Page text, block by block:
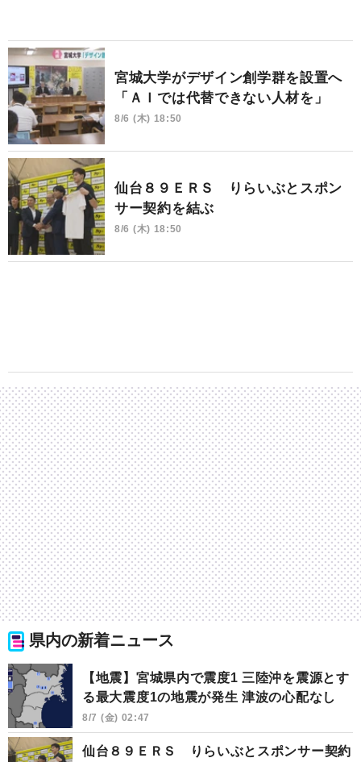
宮城大学がデザイン創学群を設置へ
「ＡＩでは代替できない人材を」
8/6 (木) 18:50
仙台８９ＥＲＳ りらいぶとスポン
サー契約を結ぶ
8/6 (木) 18:50
県内の新着ニュース
【地震】宮城県内で震度1 三陸沖を震源とす
る最大震度1の地震が発生 津波の心配なし
8/7 (金) 02:47
仙台８９ＥＲＳ りらいぶとスポンサー契約